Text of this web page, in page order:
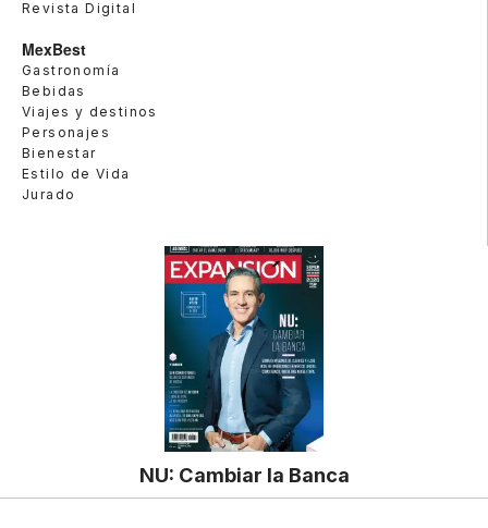
Revista Digital
MexBest
Gastronomía
Bebidas
Viajes y destinos
Personajes
Bienestar
Estilo de Vida
Jurado
NU: Cambiar la Banca